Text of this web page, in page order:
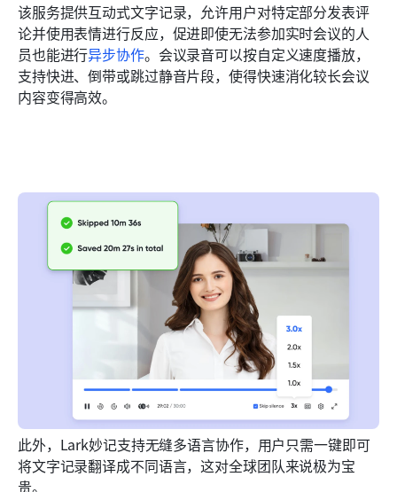
该服务提供互动式文字记录，允许用户对特定部分发表评
论并使用表情进行反应，促进即使无法参加实时会议的人
员也能进行异步协作。会议录音可以按自定义速度播放，
支持快进、倒带或跳过静音片段，使得快速消化较长会议
内容变得高效。
此外，Lark妙记支持无缝多语言协作，用户只需一键即可
将文字记录翻译成不同语言，这对全球团队来说极为宝
贵。